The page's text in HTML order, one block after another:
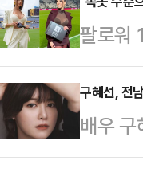
로 기
야 하
라디오
터 기획
고 내
다"며 "
팔로워
나의
에 따르
스타디
착용했
구혜선, 전
배우
혜선은